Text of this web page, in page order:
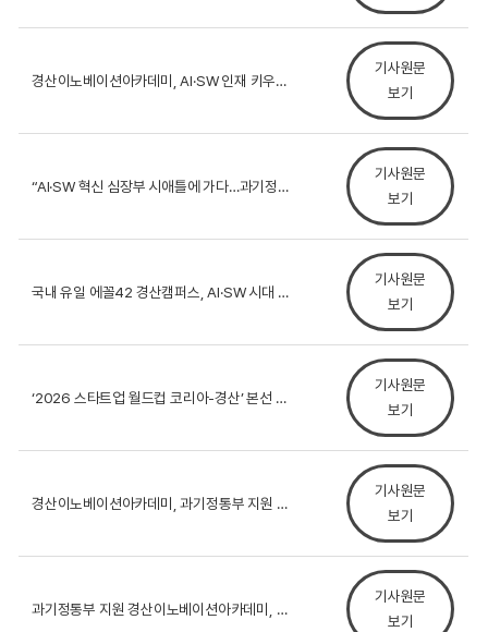
경산이노베이션아카데미, AI·SW 인재 키우는 4기 라...
기사원문
보기
“AI·SW 혁신 심장부 시애틀에 가다…과기정통부 지원...
기사원문
보기
국내 유일 에꼴42 경산캠퍼스, AI·SW 시대 이끌어...
기사원문
보기
‘2026 스타트업 월드컵 코리아-경산’ 본선 개최
기사원문
보기
경산이노베이션아카데미, 과기정통부 지원 실리콘밸리 향한...
기사원문
보기
과기정통부 지원 경산이노베이션아카데미, 1일 2026년...
기사원문
보기